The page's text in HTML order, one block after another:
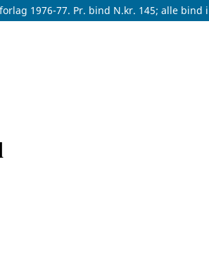
1976-77. Pr. bind N.kr. 145; alle bind